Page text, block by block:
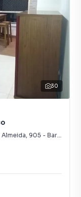
30
Almeida, 905 - Barranco